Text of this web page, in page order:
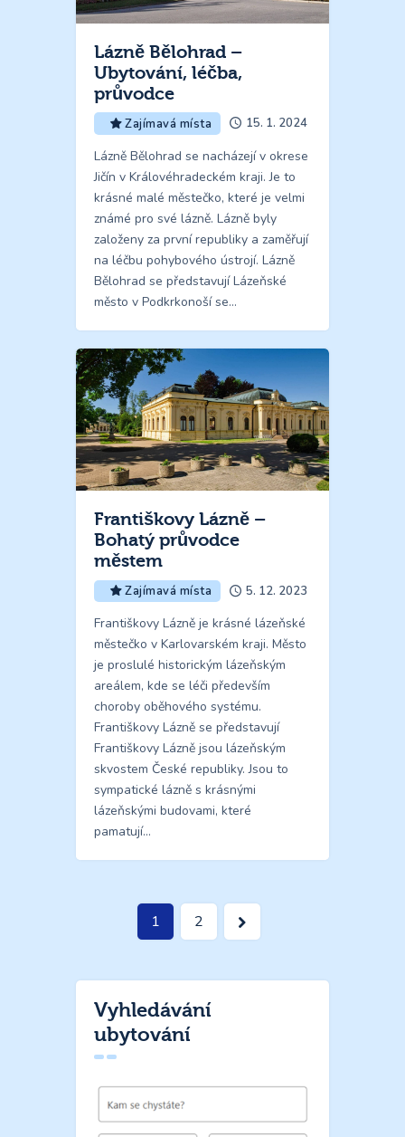
Lázně Bělohrad –
Ubytování, léčba,
průvodce
Zajímavá místa 15. 1. 2024
Lázně Bělohrad se nacházejí v okrese
Jičín v Královéhradeckém kraji. Je to
krásné malé městečko, které je velmi
známé pro své lázně. Lázně byly
založeny za první republiky a zaměřují
na léčbu pohybového ústrojí. Lázně
Bělohrad se představují Lázeňské
město v Podkrkonoší se…
Františkovy Lázně –
Bohatý průvodce
městem
Zajímavá místa 5. 12. 2023
Františkovy Lázně je krásné lázeňské
městečko v Karlovarském kraji. Město
je proslulé historickým lázeňským
areálem, kde se léči především
choroby oběhového systému.
Františkovy Lázně se představují
Františkovy Lázně jsou lázeňským
skvostem České republiky. Jsou to
sympatické lázně s krásnými
lázeňskými budovami, které
pamatují…
Stránkování
příspěvků
Page
1 Page
2
>
Vyhledávání
ubytování